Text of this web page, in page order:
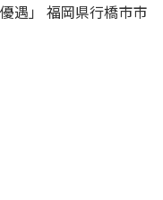
遇」 福岡県行橋市市